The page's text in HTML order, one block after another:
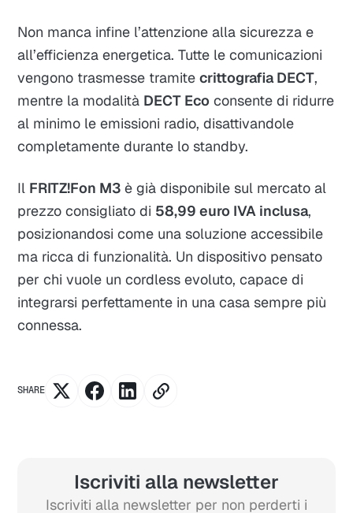
Non manca infine l’attenzione alla sicurezza e
all’efficienza energetica. Tutte le comunicazioni
vengono trasmesse tramitecrittografia DECT,
mentre la modalità DECT Eco consente di ridurre
al minimo le emissioni radio, disattivandole
completamente durante lo standby.
Il FRITZ!Fon M3 è già disponibile sul mercato al
prezzo consigliato di 58,99 euro IVA inclusa,
posizionandosi come una soluzione accessibile
ma ricca di funzionalità. Un dispositivo pensato
per chi vuole un cordless evoluto, capace di
integrarsi perfettamente in una casa sempre più
connessa.
SHARE
Iscriviti alla newsletter
Iscriviti alla newsletter per non perderti i